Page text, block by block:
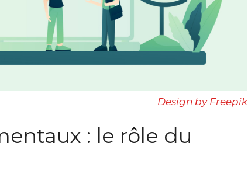
Design by Freepik
: le rôle du